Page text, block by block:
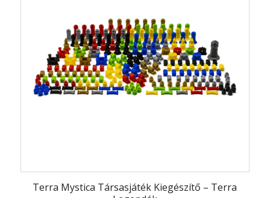
Terra Mystica Társasjáték Kiegészítő – Terra